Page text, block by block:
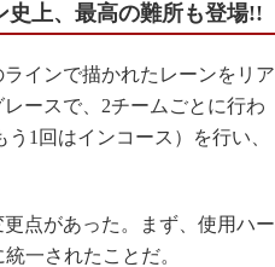
史上、最高の難所も登場!!
インで描かれたレーンをリア
ースで、2チームごとに行わ
1回はインコース）を行い、
点があった。まず、使用ハー
一されたことだ。